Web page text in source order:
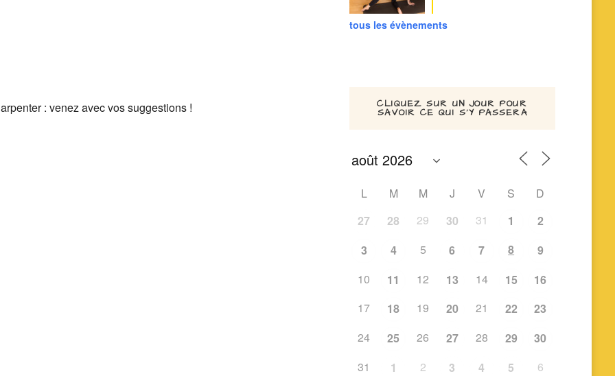
: venez avec vos suggestions !
tous les évènements
CLIQUEZ SUR UN JOUR POUR
SAVOIR CE QUI S’Y PASSERA
L M M J V S
D
27
28 29 30 31 1
2
3
4 5 6 7 8
9
10
11 12 13 14 15
16
17
18 19 20 21 22
23
24
25 26 27 28 29
30
31
1 2 3 4 5 6